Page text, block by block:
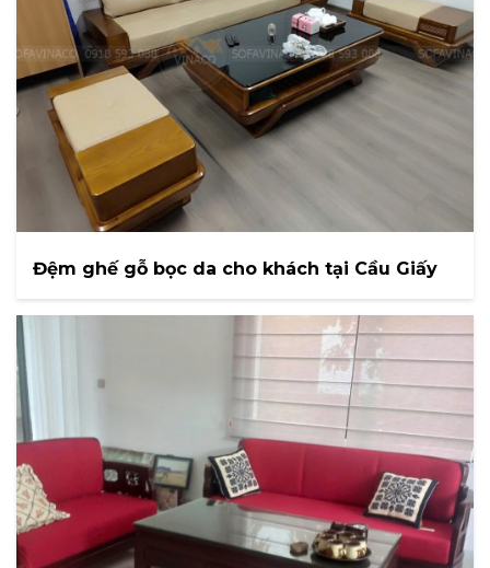
Đệm ghế gỗ bọc da cho khách tại Cầu Giấy